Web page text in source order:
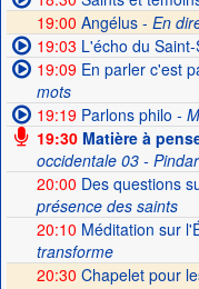
19:00 Angélus - En
19:03 L'écho du
19:09En parler c'est
mots
19:19Parlons philo -
19:30Matière à
occidentale 03 -
20:00 Des questions
présence des saints
20:10 Méditation sur
transforme
20:30 Chapelet pour